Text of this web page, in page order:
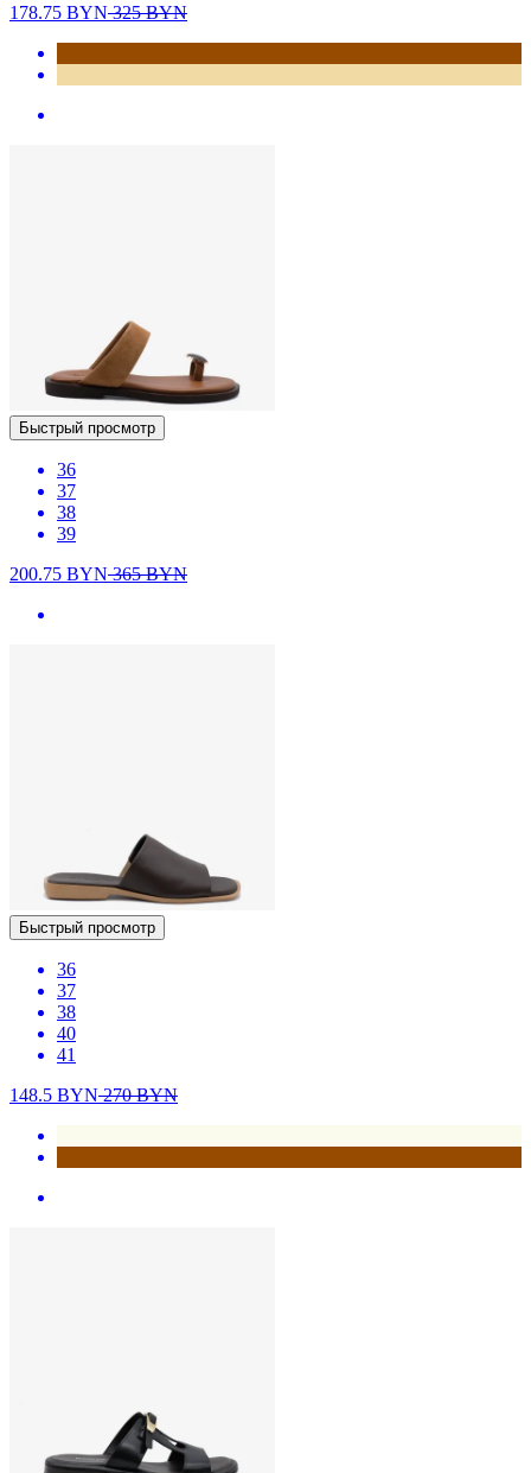
178.75 BYN325BYN
Быстрый просмотр
36
37
38
39
200.75 BYN365BYN
Быстрый просмотр
36
37
38
40
41
148.5 BYN270BYN